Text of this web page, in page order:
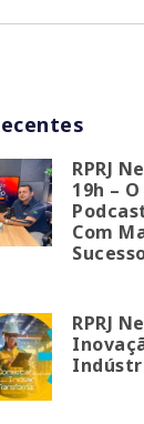
RPRJ
19h –
Com
RPRJ